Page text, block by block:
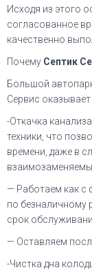
Исходя из этого
согласованное
качественно
Почему Септик
Большой
Сервис оказывает
-Откачка
техники, что
времени, даже в
взаимозаменяемы.
— Работаем как с
по безналичному
срок
— Оставляем
-Чистка дна